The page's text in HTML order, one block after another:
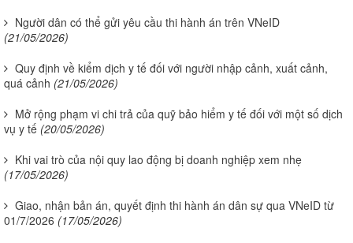
Người dân có thể gửi yêu cầu thi hành án trên VNeID
(21/05/2026)
Quy định về kiểm dịch y tế đối với người nhập cảnh, xuất cảnh,
quá cảnh (21/05/2026)
Mở rộng phạm vi chi trả của quỹ bảo hiểm y tế đối với một số dịch
vụ y tế (20/05/2026)
Khi vai trò của nội quy lao động bị doanh nghiệp xem nhẹ
(17/05/2026)
Giao, nhận bản án, quyết định thi hành án dân sự qua VNeID từ
01/7/2026 (17/05/2026)